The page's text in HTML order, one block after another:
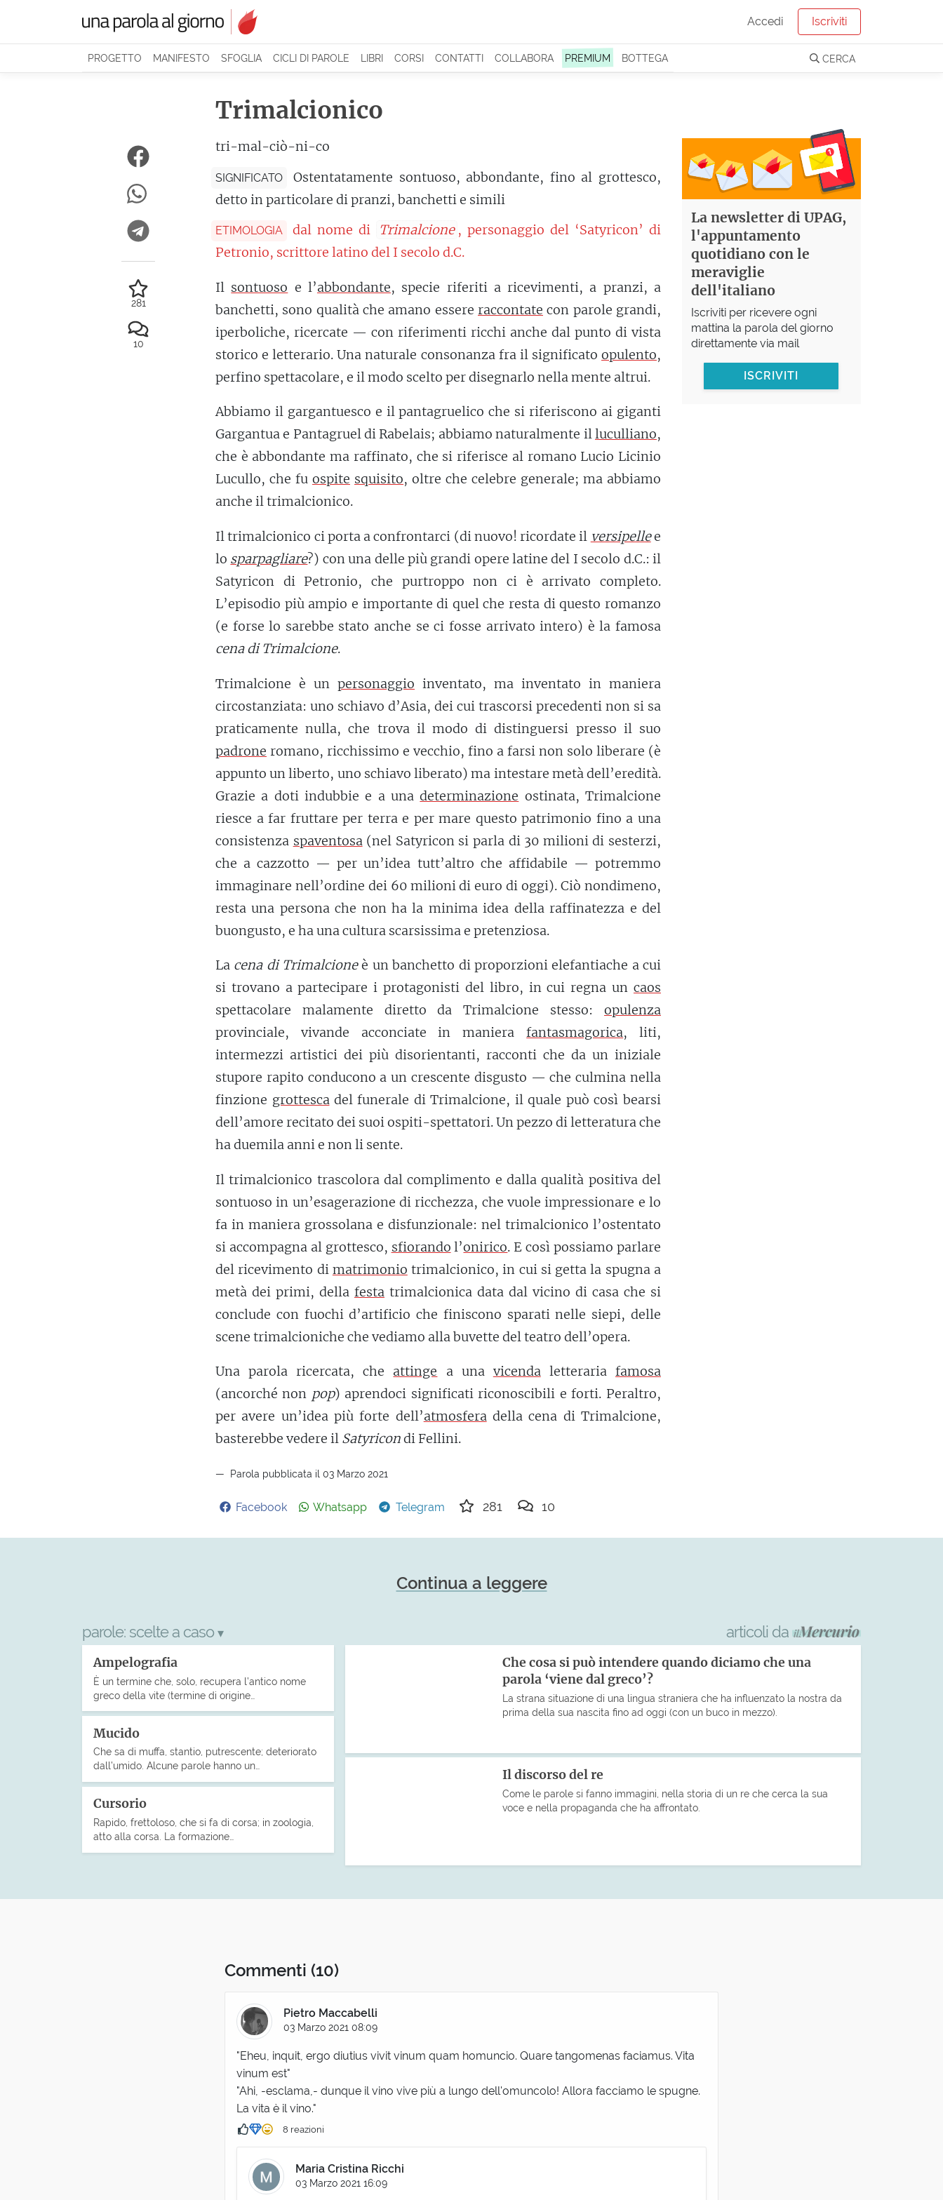
Accedi Iscriviti
PROGETTO MANIFESTO SFOGLIA CICLI DI PAROLE LIBRI CORSI CONTATTI COLLABORA PREMIUM BOTTEGA CERCA
Trimalcionico
tri-mal-ciò-ni-co
SIGNIFICATO
Ostentatamente sontuoso, abbondante, fino al grottesco,
detto in particolare di pranzi, banchetti e simili
ETIMOLOGIA dal nome di Trimalcione , personaggio del ‘Satyricon’ di
Petronio, scrittore latino del I secolo d.C.
Il sontuoso e l’abbondante, specie riferiti a ricevimenti, a pranzi, a
banchetti, sono qualità che amano essere raccontate con parole grandi,
iperboliche, ricercate — con riferimenti ricchi anche dal punto di vista
storico e letterario. Una naturale consonanza fra il significato opulento,
perfino spettacolare, e il modo scelto per disegnarlo nella mente altrui.
Abbiamo il gargantuesco e il pantagruelico che si riferiscono ai giganti
Gargantua e Pantagruel di Rabelais; abbiamo naturalmente illuculliano,
che è abbondante ma raffinato, che si riferisce al romano Lucio Licinio
Lucullo, che fu ospite squisito, oltre che celebre generale; ma abbiamo
anche il trimalcionico.
Il trimalcionico ci porta a confrontarci (di nuovo! ricordate il versipellee
lo sparpagliare?) con una delle più grandi opere latine del I secolo d.C.: il
Satyricon di Petronio, che purtroppo non ci è arrivato completo.
L’episodio più ampio e importante di quel che resta di questo romanzo
(e forse lo sarebbe stato anche se ci fosse arrivato intero) è la famosa
cena di Trimalcione.
Trimalcione è un personaggio inventato, ma inventato in maniera
circostanziata: uno schiavo d’Asia, dei cui trascorsi precedenti non si sa
praticamente nulla, che trova il modo di distinguersi presso il suo
padrone romano, ricchissimo e vecchio, fino a farsi non solo liberare (è
appunto un liberto, uno schiavo liberato) ma intestare metà dell’eredità.
Grazie a doti indubbie e a unadeterminazione ostinata, Trimalcione
riesce a far fruttare per terra e per mare questo patrimonio fino a una
consistenza spaventosa (nel Satyricon si parla di 30 milioni di sesterzi,
che a cazzotto — per un’idea tutt’altro che affidabile — potremmo
immaginare nell’ordine dei 60 milioni di euro di oggi). Ciò nondimeno,
resta una persona che non ha la minima idea della raffinatezza e del
buongusto, e ha una cultura scarsissima e pretenziosa.
La cena di Trimalcioneè un banchetto di proporzioni elefantiache a cui
si trovano a partecipare i protagonisti del libro, in cui regna un caos
spettacolare malamente diretto da Trimalcione stesso: opulenza
provinciale, vivande acconciate in manierafantasmagorica, liti,
intermezzi artistici dei più disorientanti, racconti che da un iniziale
stupore rapito conducono a un crescente disgusto — che culmina nella
finzione grottescadel funerale di Trimalcione, il quale può così bearsi
dell’amore recitato dei suoi ospiti-spettatori. Un pezzo di letteratura che
ha duemila anni e non li sente.
Il trimalcionico trascolora dal complimento e dalla qualità positiva del
sontuoso in un’esagerazione di ricchezza, che vuole impressionare e lo
fa in maniera grossolana e disfunzionale: nel trimalcionico l’ostentato
si accompagna al grottesco, sfiorando l’onirico. E così possiamo parlare
del ricevimento di matrimonio trimalcionico, in cui si getta la spugna a
metà dei primi, della festa trimalcionica data dal vicino di casa che si
conclude con fuochi d’artificio che finiscono sparati nelle siepi, delle
scene trimalcioniche che vediamo alla buvette del teatro dell’opera.
Una parola ricercata, che attinge a una vicendaletteraria famosa
(ancorché non pop) aprendoci significati riconoscibili e forti. Peraltro,
per avere un’idea più forte dell’atmosferadella cena di Trimalcione,
basterebbe vedere il Satyricondi Fellini.
Parola pubblicata il 03 Marzo 2021
Facebook Whatsapp Telegram 281 10
281
10
La newsletter di UPAG,
l'appuntamento
quotidiano con le
meraviglie
dell'italiano
Iscriviti per ricevere ogni
mattina la parola del giorno
direttamente via mail
ISCRIVITI
Continua a leggere
parole: scelte a caso ▾
Ampelografia
È un termine che, solo, recupera l’antico nome
greco della vite (termine di origine…
Mucido
Che sa di muffa, stantio, putrescente; deteriorato
dall’umido. Alcune parole hanno un…
Cursorio
Rapido, frettoloso, che si fa di corsa; in zoologia,
atto alla corsa. La formazione…
articoli da
Che cosa si può intendere quando diciamo che una
parola ‘viene dal greco’?
La strana situazione di una lingua straniera che ha influenzato la nostra da
prima della sua nascita fino ad oggi (con un buco in mezzo).
Il discorso del re
Come le parole si fanno immagini, nella storia di un re che cerca la sua
voce e nella propaganda che ha affrontato.
Commenti (10)
Pietro Maccabelli
03 Marzo 2021 08:09
"Eheu, inquit, ergo diutius vivit vinum quam homuncio. Quare tangomenas faciamus. Vita
vinum est"
"Ahi, -esclama,- dunque il vino vive più a lungo dell'omuncolo! Allora facciamo le spugne.
La vita è il vino."
8 reazioni
Maria Cristina Ricchi
03 Marzo 2021 16:09